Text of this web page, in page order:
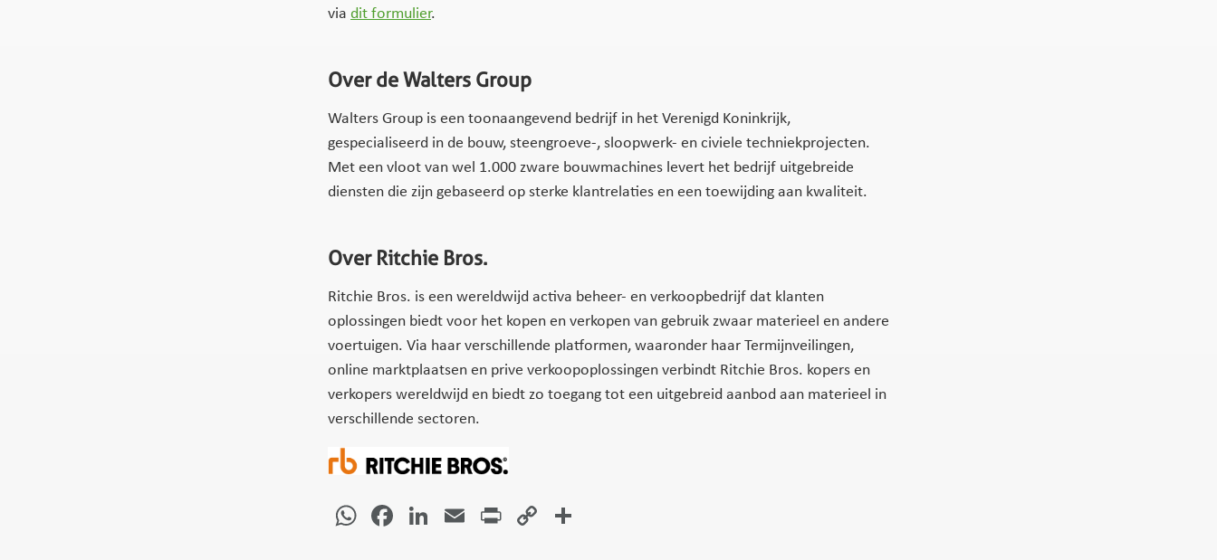
via dit formulier.
Over de Walters Group
Walters Group is een toonaangevend bedrijf in het Verenigd Koninkrijk,
gespecialiseerd in de bouw, steengroeve-, sloopwerk- en civiele techniekprojecten.
Met een vloot van wel 1.000 zware bouwmachines levert het bedrijf uitgebreide
diensten die zijn gebaseerd op sterke klantrelaties en een toewijding aan kwaliteit.
Over Ritchie Bros.
Ritchie Bros. is een wereldwijd activa beheer- en verkoopbedrijf dat klanten
oplossingen biedt voor het kopen en verkopen van gebruik zwaar materieel en andere
voertuigen. Via haar verschillende platformen, waaronder haar Termijnveilingen,
online marktplaatsen en prive verkoopoplossingen verbindt Ritchie Bros. kopers en
verkopers wereldwijd en biedt zo toegang tot een uitgebreid aanbod aan materieel in
verschillende sectoren.
WhatsApp
Facebook
LinkedIn
EmailPrintCopy